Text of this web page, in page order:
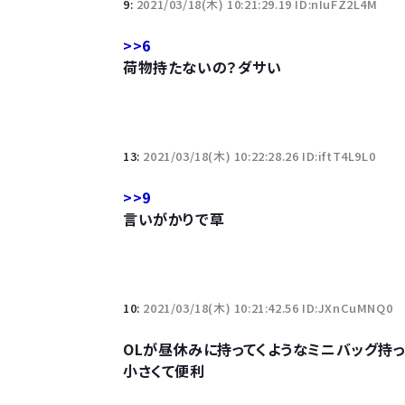
9: 2021/03/18(木) 10:21:29.19 ID:nIuFZ2L4M
>>6
荷物持たないの？ダサい
13: 2021/03/18(木) 10:22:28.26 ID:iftT4L9L0
>>9
言いがかりで草
10: 2021/03/18(木) 10:21:42.56 ID:JXnCuMNQ0
OLが昼休みに持ってくようなミニバッグ持
小さくて便利